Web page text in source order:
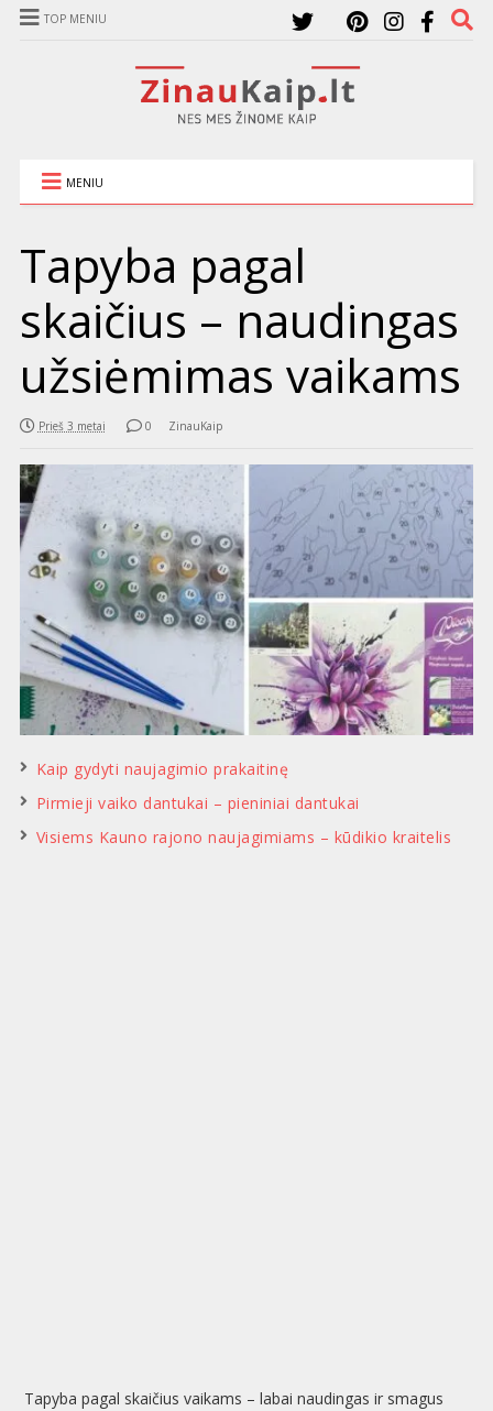
TOP MENIU
MENIU
Tapyba pagal
skaičius – naudingas
užsiėmimas vaikams
Prieš 3 metai 0 ZinauKaip
Kaip gydyti naujagimio prakaitinę
Pirmieji vaiko dantukai – pieniniai dantukai
Visiems Kauno rajono naujagimiams – kūdikio kraitelis
Tapyba pagal skaičius vaikams – labai naudingas ir smagus